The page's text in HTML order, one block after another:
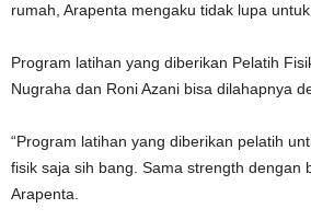
rumah, Arapenta mengaku tidak lupa untuk
Program latihan yang diberikan Pelatih
Nugraha dan Roni Azani bisa dilahapnya
“Program latihan yang diberikan pelatih
fisik saja sih bang. Sama strength dengan
Arapenta.